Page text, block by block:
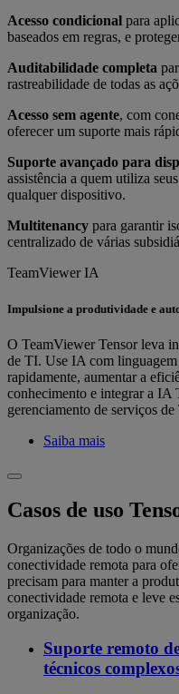
Acesso condicional para
baseados em regras, e
Auditabilidade completa
rastreabilidade de todas as
Acesso sem agente, com
oferecer um suporte mais
Suporte avançado para
assistência a quem utiliza
qualquer dispositivo.
Multitenancy para garantir
centralizado de várias
TeamViewer IA
Impulsione a produtividade e
O TeamViewer Tensor leva
de TI. Use IA com
rapidamente, aumentar a
conhecimento e integrar a IA
gerenciamento de serviços
Saiba mais
Casos de uso
Organizações de todo o
conectividade remota para
precisam para manter a
conectividade remota e leve
organização.
Suporte remoto
técnicos